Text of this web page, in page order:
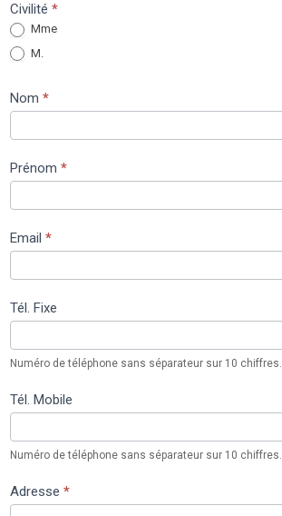
Je
contacte
la
Mairie
Civilité*
Mme
M.
Nom*
Prénom*
Email*
Tél. Fixe
Numéro de téléphone sans séparateur sur 10 chiffres.
Tél. Mobile
Numéro de téléphone sans séparateur sur 10 chiffres.
Adresse*